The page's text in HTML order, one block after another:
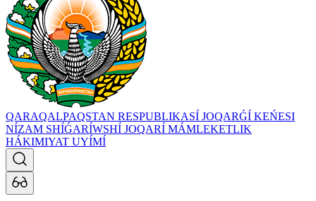
QARAQALPAQSTAN RESPUBLIKASÍ JOQARǴÍ KEŃESI
NÍZAM SHÍǴARÍWSHÍ JOQARÍ MÁMLEKETLIK
HÁKIMIYAT UYÍMÍ